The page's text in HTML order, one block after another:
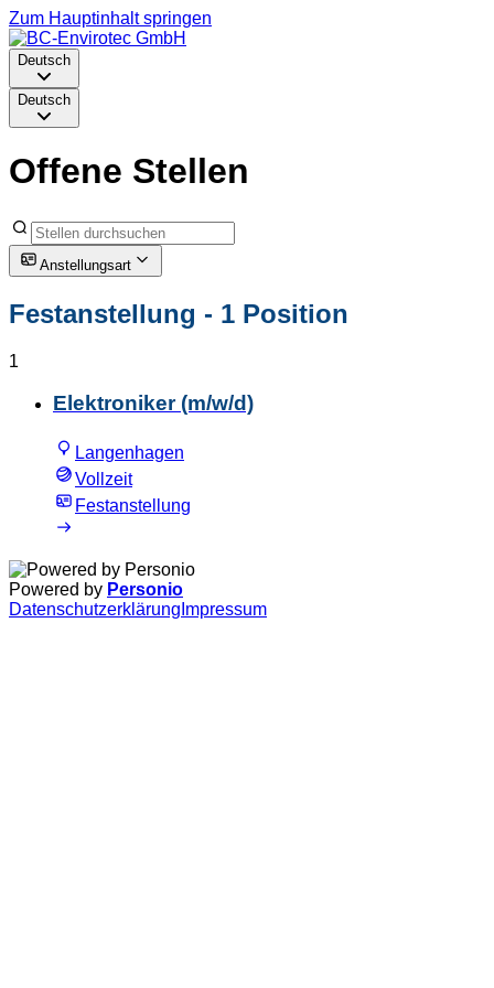
Zum Hauptinhalt springen
Deutsch
Deutsch
Offene Stellen
Anstellungsart
Festanstellung - 1 Position
1
Elektroniker (m/w/d)
Langenhagen
Vollzeit
Festanstellung
Powered by Personio
Datenschutzerklärung Impressum